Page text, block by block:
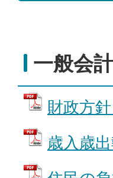
一般会
財政方
歳入歳